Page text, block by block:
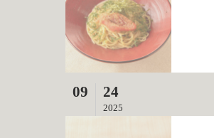
09 24
2025